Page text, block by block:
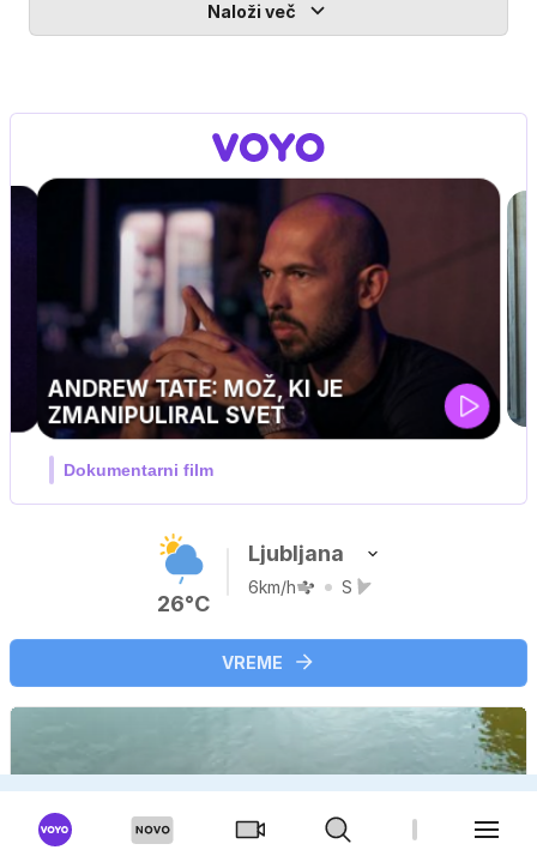
Naloži več
26°C
Ljubljana
6km/h S
VREME